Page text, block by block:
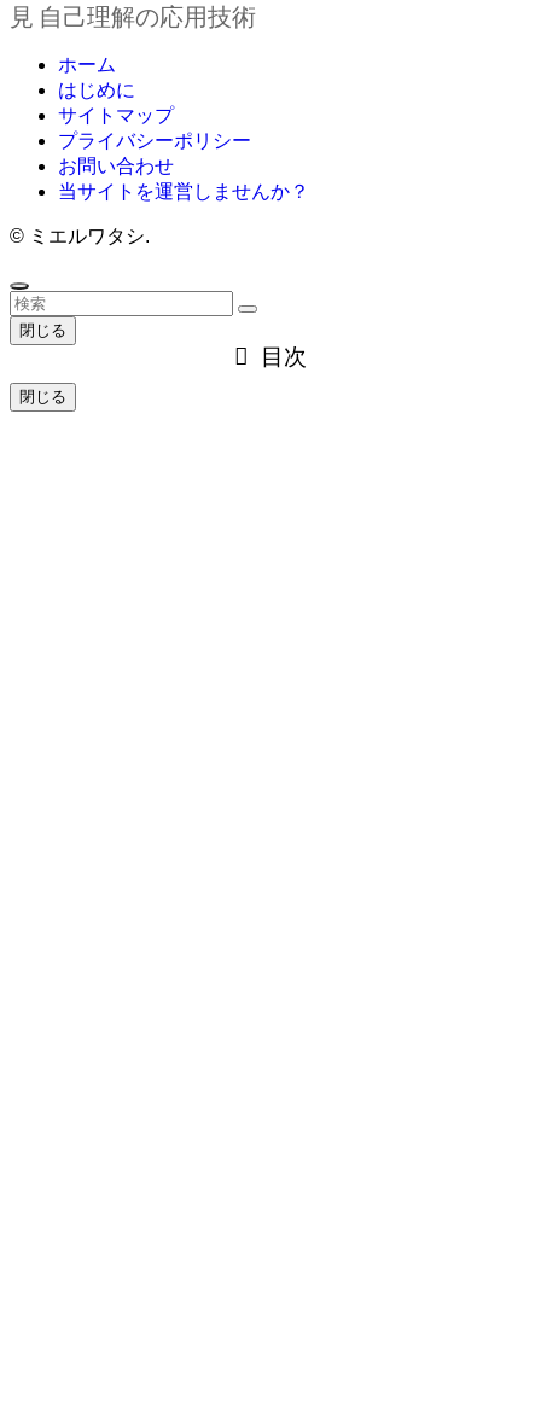
見 自己理解の応用技術
ホーム
はじめに
サイトマップ
プライバシーポリシー
お問い合わせ
当サイトを運営しませんか？
© ミエルワタシ.
閉じる
目次
閉じる